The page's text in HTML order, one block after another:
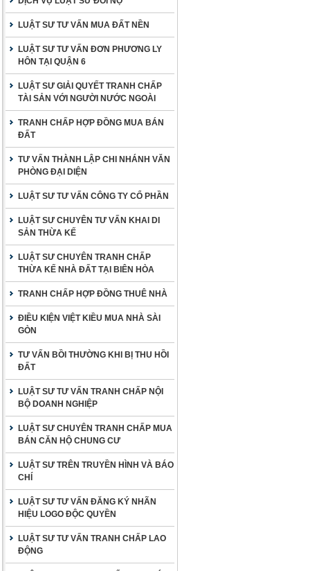
LUẬT SƯ TƯ VẤN MUA ĐẤT NỀN
LUẬT SƯ TƯ VẤN ĐƠN PHƯƠNG LY
HÔN TẠI QUẬN 6
LUẬT SƯ GIẢI QUYẾT TRANH CHẤP
TÀI SẢN VỚI NGƯỜI NƯỚC NGOÀI
TRANH CHẤP HỢP ĐỒNG MUA BÁN
ĐẤT
TƯ VẤN THÀNH LẬP CHI NHÁNH VĂN
PHÒNG ĐẠI DIỆN
LUẬT SƯ TƯ VẤN CÔNG TY CỔ PHẦN
LUẬT SƯ CHUYÊN TƯ VẤN KHAI DI
SẢN THỪA KẾ
LUẬT SƯ CHUYÊN TRANH CHẤP
THỪA KẾ NHÀ ĐẤT TẠI BIÊN HÒA
TRANH CHẤP HỢP ĐỒNG THUÊ NHÀ
ĐIỀU KIỆN VIỆT KIỀU MUA NHÀ SÀI
GÒN
TƯ VẤN BỒI THƯỜNG KHI BỊ THU HỒI
ĐẤT
LUẬT SƯ TƯ VẤN TRANH CHẤP NỘI
BỘ DOANH NGHIỆP
LUẬT SƯ CHUYÊN TRANH CHẤP MUA
BÁN CĂN HỘ CHUNG CƯ
LUẬT SƯ TRÊN TRUYỀN HÌNH VÀ BÁO
CHÍ
LUẬT SƯ TƯ VẤN ĐĂNG KÝ NHÃN
HIỆU LOGO ĐỘC QUYỀN
LUẬT SƯ TƯ VẤN TRANH CHẤP LAO
ĐỘNG